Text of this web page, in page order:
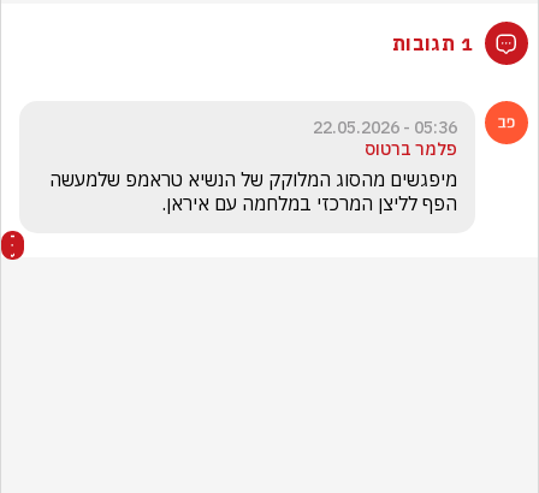
1 תגובות
05:36 - 22.05.2026
פלמר ברטוס
הפף לליצן המרכזי במלחמה עם איראן.